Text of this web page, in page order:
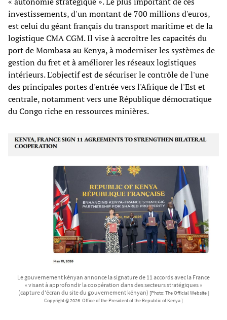
investissements, d'un montant de 700 millions d'euros,
est celui du géant français du transport maritime et de la
logistique CMA CGM. Il vise à accroître les capacités du
port de Mombasa au Kenya, à moderniser les systèmes de
gestion du fret et à améliorer les réseaux logistiques
intérieurs. L'objectif est de sécuriser le contrôle de l'une
des principales portes d'entrée vers l'Afrique de l'Est et
centrale, notamment vers une République démocratique
du Congo riche en ressources minières.
Le gouvernement kényan annonce la signature de 11 accords avec la France
« visant à approfondir la coopération dans des secteurs stratégiques »
(capture d'écran du site du gouvernement kényan) [Photo: The Official Website |
Copyright © 2026. Office of the President of the Republic of Kenya.]